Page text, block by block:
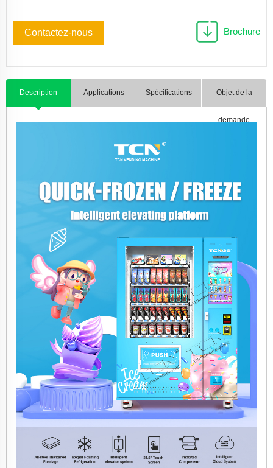
Contactez-nous Brochure
Description Applications Spécifications Objet de la
demande